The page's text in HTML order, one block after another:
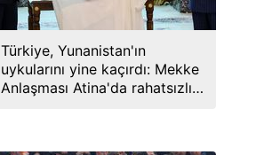
Türkiye, Yunanistan'ın
uykularını yine kaçırdı: Mekke
Anlaşması Atina'da rahatsızlık